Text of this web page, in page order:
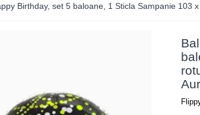
Birthday, set 5 baloane, 1 Sticla Sampanie